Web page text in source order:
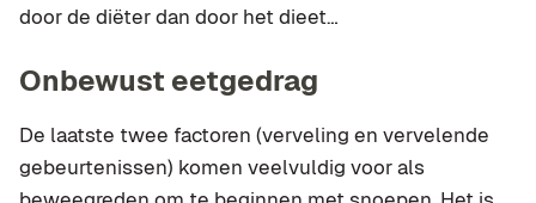
door de diëter dan door het dieet…
Onbewust eetgedrag
De laatste twee factoren (verveling en vervelende
gebeurtenissen) komen veelvuldig voor als